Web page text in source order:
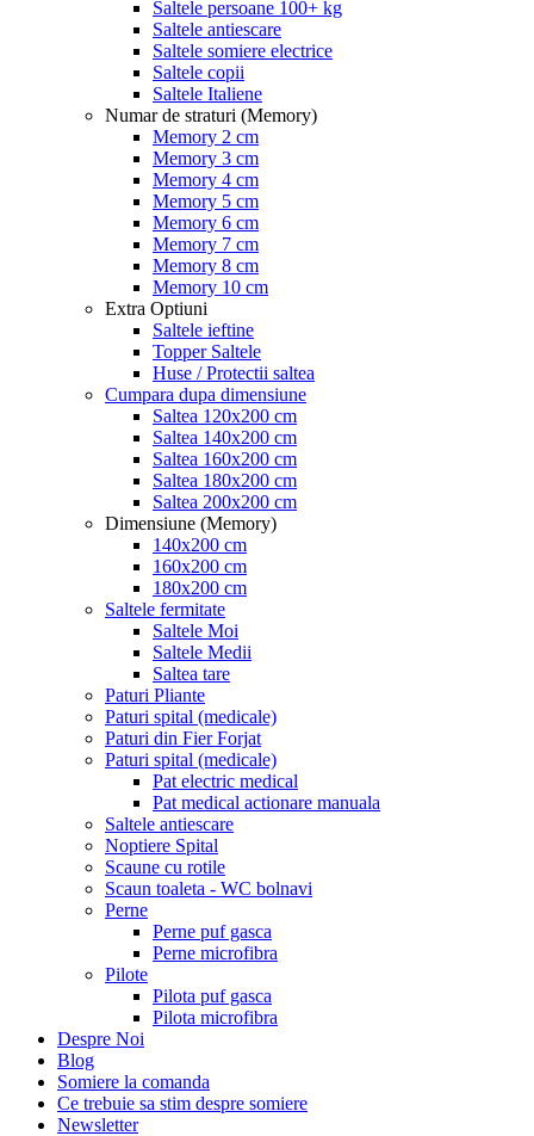
Saltele persoane 100+ kg
Saltele antiescare
Saltele somiere electrice
Saltele copii
Saltele Italiene
Numar de straturi (Memory)
Memory 2 cm
Memory 3 cm
Memory 4 cm
Memory 5 cm
Memory 6 cm
Memory 7 cm
Memory 8 cm
Memory 10 cm
Extra Optiuni
Saltele ieftine
Topper Saltele
Huse / Protectii saltea
Cumpara dupa dimensiune
Saltea 120x200 cm
Saltea 140x200 cm
Saltea 160x200 cm
Saltea 180x200 cm
Saltea 200x200 cm
Dimensiune (Memory)
140x200 cm
160x200 cm
180x200 cm
Saltele fermitate
Saltele Moi
Saltele Medii
Saltea tare
Paturi Pliante
Paturi spital (medicale)
Paturi din Fier Forjat
Paturi spital (medicale)
Pat electric medical
Pat medical actionare manuala
Saltele antiescare
Noptiere Spital
Scaune cu rotile
Scaun toaleta - WC bolnavi
Perne
Perne puf gasca
Perne microfibra
Pilote
Pilota puf gasca
Pilota microfibra
Despre Noi
Blog
Somiere la comanda
Ce trebuie sa stim despre somiere
Newsletter